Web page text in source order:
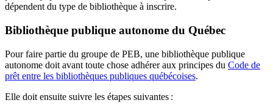
dépendent du type de bibliothèque à inscrire.
Bibliothèque publique autonome du Québec
Pour faire partie du groupe de PEB, une bibliothèque publique
autonome doit avant toute chose adhérer aux principes du Code de
prêt entre les bibliothèques publiques québécoises.
Elle doit ensuite suivre les étapes suivantes :